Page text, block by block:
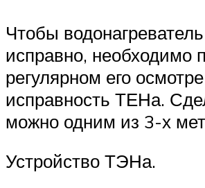
Чтобы
исправно, необходимо
регулярном его
исправность ТЕНа.
можно одним из 3-х
Устройство ТЭНа.